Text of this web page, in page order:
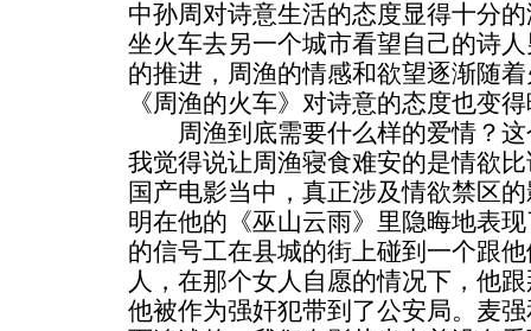
中孙周对诗意生活的态度显得十分
坐火车去另一个城市看望自己的诗
的推进，周渔的情感和欲望逐渐随
《周渔的火车》对诗意的态度也变
周渔到底需要什么样的爱情？这
我觉得说让周渔寝食难安的是情欲
国产电影当中，真正涉及情欲禁区
明在他的《巫山云雨》里隐晦地表
的信号工在县城的街上碰到一个跟
人，在那个女人自愿的情况下，他
他被作为强奸犯带到了公安局。麦